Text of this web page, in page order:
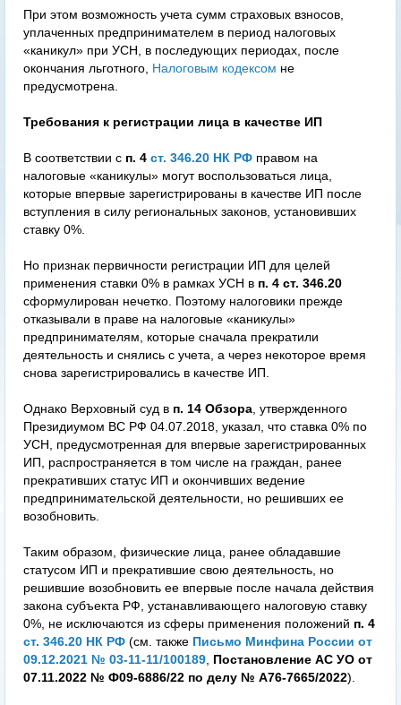
При этом возможность учета сумм страховых взносов,
уплаченных предпринимателем в период налоговых
«каникул» при УСН, в последующих периодах, после
окончания льготного, Налоговым кодексом не
предусмотрена.
Требования к регистрации лица в качестве ИП
В соответствии с п. 4 ст. 346.20 НК РФ правом на
налоговые «каникулы» могут воспользоваться лица,
которые впервые зарегистрированы в качестве ИП после
вступления в силу региональных законов, установивших
ставку 0%.
Но признак первичности регистрации ИП для целей
применения ставки 0% в рамках УСН в п. 4 ст. 346.20
сформулирован нечетко. Поэтому налоговики прежде
отказывали в праве на налоговые «каникулы»
предпринимателям, которые сначала прекратили
деятельность и снялись с учета, а через некоторое время
снова зарегистрировались в качестве ИП.
Однако Верховный суд в п. 14 Обзора , утвержденного
Президиумом ВС РФ 04.07.2018, указал, что ставка 0% по
УСН, предусмотренная для впервые зарегистрированных
ИП, распространяется в том числе на граждан, ранее
прекративших статус ИП и окончивших ведение
предпринимательской деятельности, но решивших ее
возобновить.
Таким образом, физические лица, ранее обладавшие
статусом ИП и прекратившие свою деятельность, но
решившие возобновить ее впервые после начала действия
закона субъекта РФ, устанавливающего налоговую ставку
0%, не исключаются из сферы применения положений п. 4
ст. 346.20 НК РФ (см. также Письмо Минфина России от
09.12.2021 № 03-11-11/100189 Постановление АС УО от
07.11.2022 № Ф09-6886/22 по делу № А76-7665/2022).